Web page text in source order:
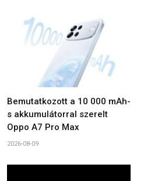
Bemutatkozott a 10 000 mAh-
s akkumulátorral szerelt
Oppo A7 Pro Max
2026-08-09